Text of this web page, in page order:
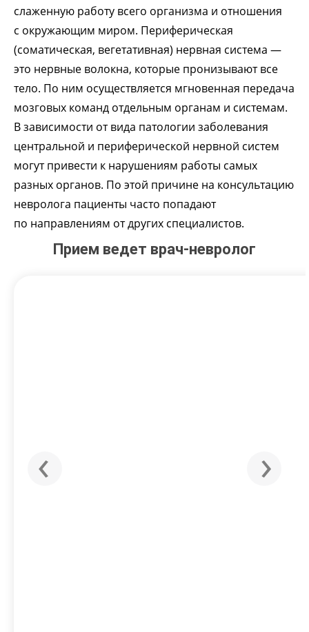
слаженную работу всего организма и отношения
с окружающим миром. Периферическая
(соматическая, вегетативная) нервная система —
это нервные волокна, которые пронизывают все
тело. По ним осуществляется мгновенная передача
мозговых команд отдельным органам и системам.
В зависимости от вида патологии заболевания
центральной и периферической нервной систем
могут привести к нарушениям работы самых
разных органов. По этой причине на консультацию
невролога пациенты часто попадают
по направлениям от других специалистов.
Прием ведет врач-невролог